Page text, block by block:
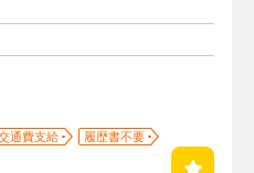
通費支給
履歴書不要